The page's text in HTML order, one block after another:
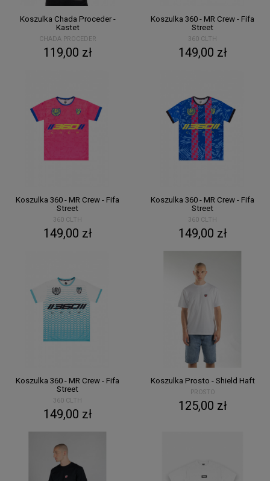
Koszulka Chada Proceder -
Kastet
CHADA PROCEDER
119,00 zł
Koszulka 360 - MR Crew - Fifa
Street
360 CLTH
149,00 zł
Koszulka 360 - MR Crew - Fifa
Street
360 CLTH
149,00 zł
Koszulka 360 - MR Crew - Fifa
Street
360 CLTH
149,00 zł
Koszulka 360 - MR Crew - Fifa
Street
360 CLTH
149,00 zł
Koszulka Prosto - Shield Haft
PROSTO
125,00 zł